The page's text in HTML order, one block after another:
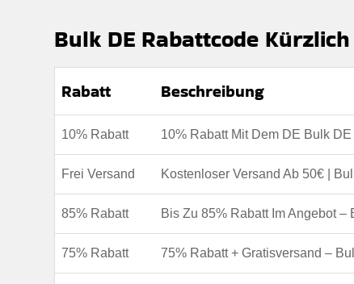
Bulk DE Rabattcode
Rabatt Beschreibung
10% Rabatt 10% Rabatt Mit Dem DE Bulk
Frei Versand Kostenloser Versand Ab 50€ |
85% Rabatt Bis Zu 85% Rabatt Im Angebot –
75% Rabatt 75% Rabatt + Gratisversand –